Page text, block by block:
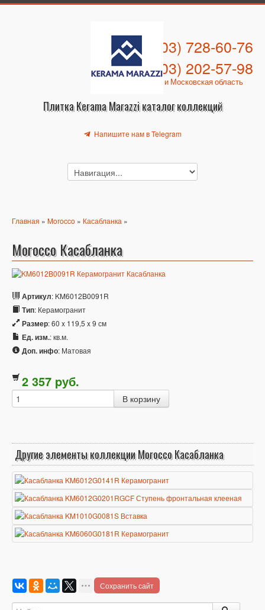
Плитка Kerama Marazzi каталог коллекций
+7 (903) 728-60-76
+7 (903) 202-57-98
Москва и Московская область
Напишите нам в Telegram
Главная » Morocco » Касабланка »
Morocco Касабланка
Артикул: KM6012B0091R
Тип: Керамогранит
Размер: 60 x 119,5 x 9 см
Ед. изм.: кв.м.
Доп. инфо: Матовая
2 357 pуб.
Другие элементы коллекции Morocco Касабланка
Сохранить сайт